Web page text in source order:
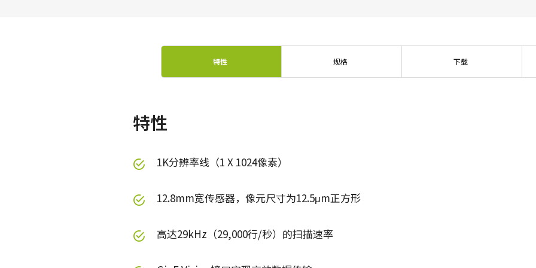
特性 规格 下载
特性
1K分辨率线（1 X 1024像素）
12.8mm宽传感器，像元尺寸为12.5μm正方形
高达29kHz（29,000行/秒）的扫描速率